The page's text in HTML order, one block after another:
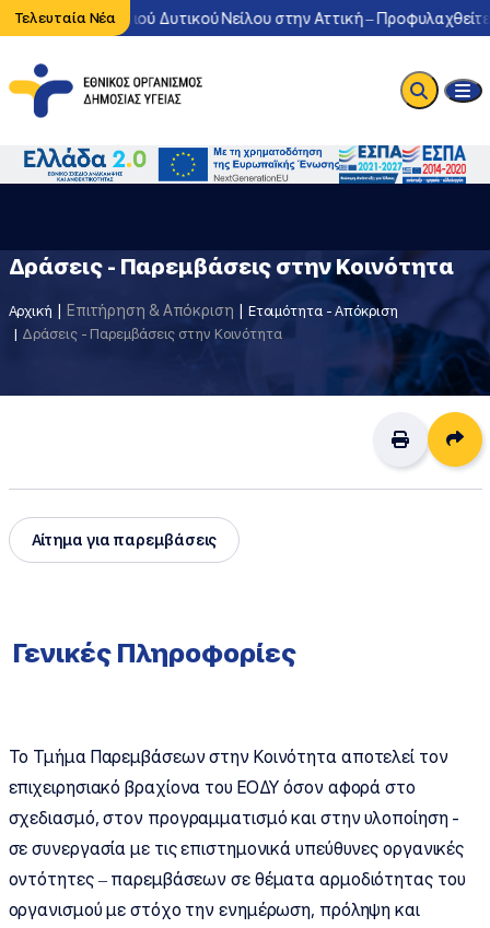
Τελευταία Νέα
του ιού Δυτικού Νείλου στην Αττική – Προφυλαχθείτε
Δράσεις - Παρεμβάσεις στην Κοινότητα
Αρχική Επιτήρηση & Απόκριση
Ετοιμότητα - Απόκριση
Δράσεις - Παρεμβάσεις στην Κοινότητα
Αίτημα για παρεμβάσεις
Γενικές Πληροφορίες
Το Τμήμα Παρεμβάσεων στην Κοινότητα αποτελεί τον
επιχειρησιακό βραχίονα του ΕΟΔΥ όσον αφορά στο
σχεδιασμό, στον προγραμματισμό και στην υλοποίηση -
σε συνεργασία με τις επιστημονικά υπεύθυνες οργανικές
οντότητες – παρεμβάσεων σε θέματα αρμοδιότητας του
οργανισμού με στόχο την ενημέρωση, πρόληψη και